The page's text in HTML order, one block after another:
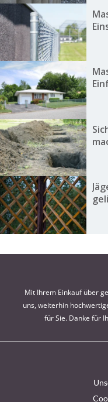
Mit Ihrem Einkauf über
uns, weiterhin
für Sie. Danke für